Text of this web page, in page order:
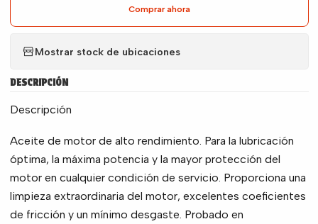
Comprar ahora
Mostrar stock de ubicaciones
DESCRIPCIÓN
Descripción
Aceite de motor de alto rendimiento. Para la lubricación
óptima, la máxima potencia y la mayor protección del
motor en cualquier condición de servicio. Proporciona una
limpieza extraordinaria del motor, excelentes coeficientes
de fricción y un mínimo desgaste. Probado en